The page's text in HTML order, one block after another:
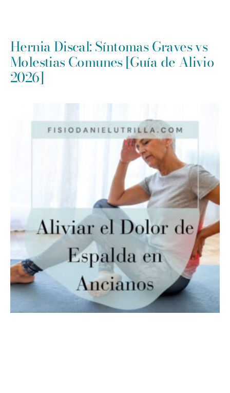
Hernia Discal: Síntomas Graves vs
Molestias Comunes [Guía de Alivio
2026]